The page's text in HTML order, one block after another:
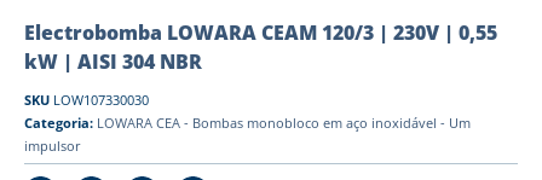
Electrobomba LOWARA CEAM 120/3 | 230V | 0,55
kW | AISI 304 NBR
SKU LOW107330030
Categoria: LOWARA CEA - Bombas monobloco em aço inoxidável - Um
impulsor